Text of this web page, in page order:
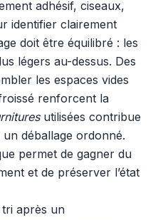
adhésif, ciseaux,
identifier clairement
doit être équilibré : les
légers au-dessus. Des
les espaces vides
renforcent la
utilisées contribue
déballage ordonné.
permet de gagner du
et de préserver l’état
après un